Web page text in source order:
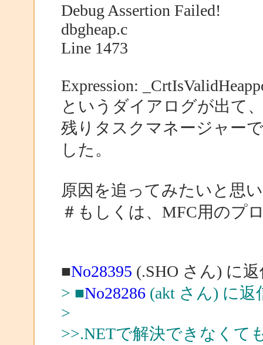
Debug Assertion Failed!
dbgheap.c
Line 1473
Expression:
というダイアログが出て
残りタスクマネージャー
した。
原因を追ってみたいと思
＃もしくは、MFC用のプ
■No28395 (.SHO さん) に
> ■No28286(akt さん) に返
>
>>.NETで解決できなくて